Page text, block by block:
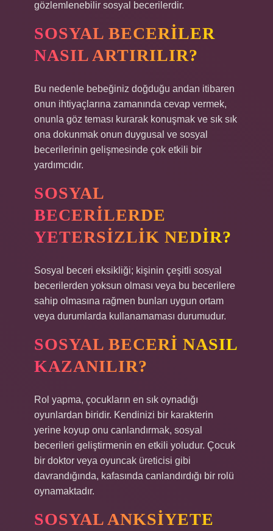
gözlemlenebilir sosyal becerilerdir.
SOSYAL BECERILER
NASIL ARTIRILIR?
Bu nedenle bebeğiniz doğduğu andan itibaren
onun ihtiyaçlarına zamanında cevap vermek,
onunla göz teması kurarak konuşmak ve sık sık
ona dokunmak onun duygusal ve sosyal
becerilerinin gelişmesinde çok etkili bir
yardımcıdır.
SOSYAL
BECERILERDE
YETERSIZLIK NEDIR?
Sosyal beceri eksikliği; kişinin çeşitli sosyal
becerilerden yoksun olması veya bu becerilere
sahip olmasına rağmen bunları uygun ortam
veya durumlarda kullanamaması durumudur.
SOSYAL BECERI NASIL
KAZANILIR?
Rol yapma, çocukların en sık oynadığı
oyunlardan biridir. Kendinizi bir karakterin
yerine koyup onu canlandırmak, sosyal
becerileri geliştirmenin en etkili yoludur. Çocuk
bir doktor veya oyuncak üreticisi gibi
davrandığında, kafasında canlandırdığı bir rolü
oynamaktadır.
SOSYAL ANKSIYETE